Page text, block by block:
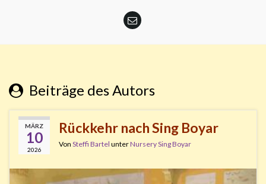
Beiträge des Autors
MÄRZ
10
2026
Rückkehr nach Sing Boyar
Von Steffi Bartel unterNursery Sing Boyar